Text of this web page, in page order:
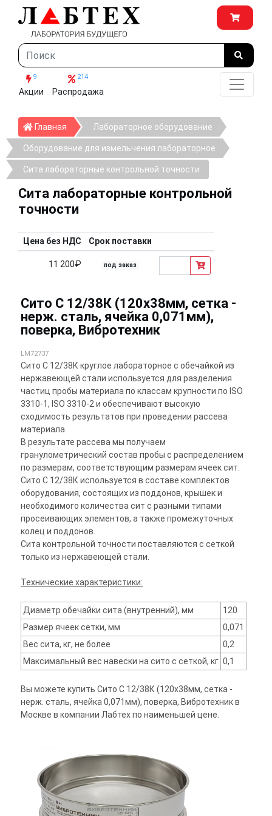
9
Акции
214
Распродажа
Главная ГлавнаяЛабораторное оборудование
Оборудование для измельчения лабораторное
Сита лабораторные контрольной точности
Сита лабораторные контрольной
точности
Цена без НДС Срок поставки
11 200₽ под заказ
Сито С 12/38К (120х38мм, сетка -
нерж. сталь, ячейка 0,071мм),
поверка, Вибротехник
LM72737
Сито С 12/38К круглое лабораторное с обечайкой из
нержавеющей стали используется для разделения
частиц пробы материала по классам крупности по ISO
3310-1, ISO 3310-2 и обеспечивают высокую
сходимость результатов при проведении рассева
материала.
В результате рассева мы получаем
гранулометрический состав пробы с распределением
по размерам, соответствующим размерам ячеек сит.
Сито С 12/38К используется в составе комплектов
оборудования, состоящих из поддонов, крышек и
необходимого количества сит с разными типами
просеивающих элементов, а также промежуточных
колец и поддонов.
Сита контрольной точности поставляются с сеткой
только из нержавеющей стали.
Технические характеристики:
Диаметр обечайки сита (внутренний), мм
120
Размер ячеек сетки, мм
0,071
Вес сита, кг, не более
0,2
Максимальный вес навески на сито с сеткой, кг 0,1
Вы можете купить Сито С 12/38К (120х38мм, сетка -
нерж. сталь, ячейка 0,071мм), поверка, Вибротехник в
Москве в компании Лабтех по наименьшей цене.